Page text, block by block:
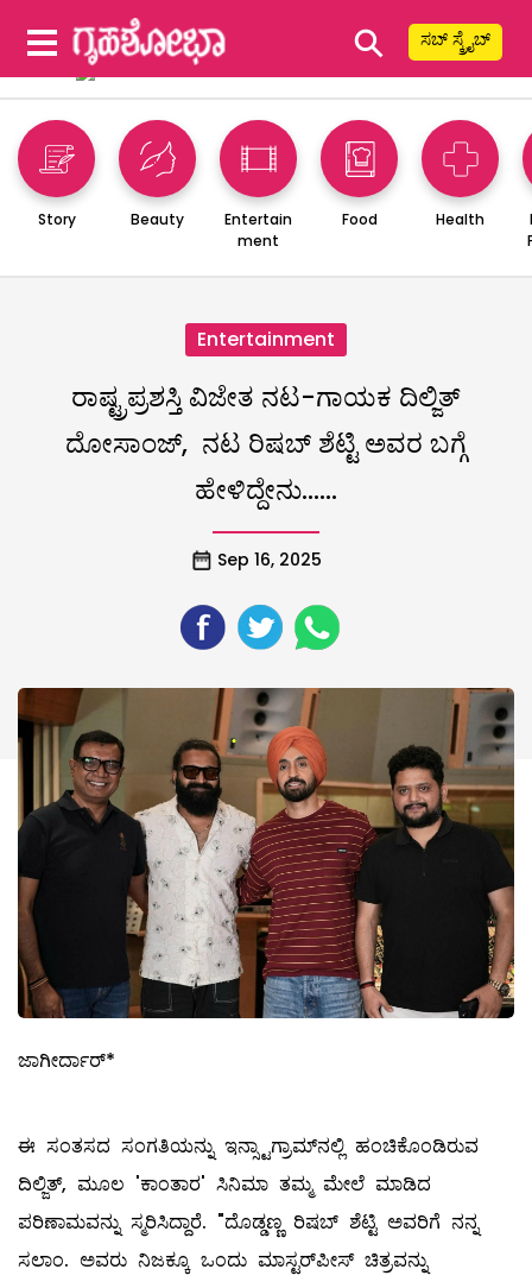
⚲ ಸಬ್ ಸ್ಕ್ರೈಬ್
Story Beauty
Entertain
ment
Food Health
Entertainment
ರಾಷ್ಟ್ರಪ್ರಶಸ್ತಿ ವಿಜೇತ ನಟ-ಗಾಯಕ ದಿಲ್ಜಿತ್
ದೋಸಾಂಜ್, ನಟ ರಿಷಬ್ ಶೆಟ್ಟಿ ಅವರ ಬಗ್ಗೆ
ಹೇಳಿದ್ದೇನು……
Sep 16, 2025
ಜಾಗೀರ್ದಾರ್*
ಈ ಸಂತಸದ ಸಂಗತಿಯನ್ನು ಇನ್ಸ್ಟಾಗ್ರಾಮ್‌ನಲ್ಲಿ ಹಂಚಿಕೊಂಡಿರುವ
ದಿಲ್ಜಿತ್, ಮೂಲ 'ಕಾಂತಾರ' ಸಿನಿಮಾ ತಮ್ಮ ಮೇಲೆ ಮಾಡಿದ
ಪರಿಣಾಮವನ್ನು ಸ್ಮರಿಸಿದ್ದಾರೆ. "ದೊಡ್ಡಣ್ಣ ರಿಷಬ್ ಶೆಟ್ಟಿ ಅವರಿಗೆ ನನ್ನ
ಸಲಾಂ. ಅವರು ನಿಜಕ್ಕೂ ಒಂದು ಮಾಸ್ಟರ್‌ಪೀಸ್ ಚಿತ್ರವನ್ನು